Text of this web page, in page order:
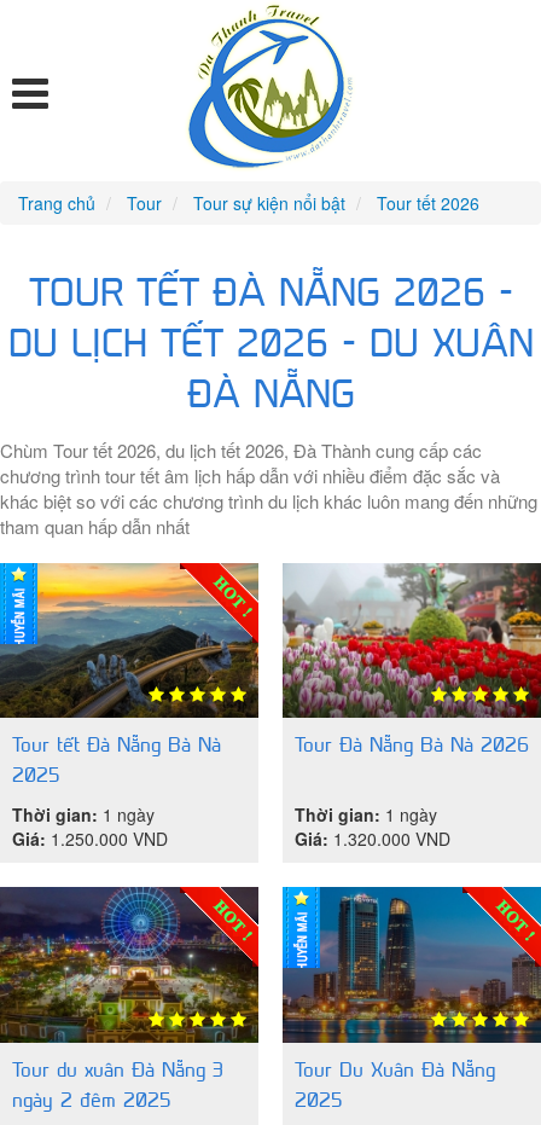
Trang chủ Tour Tour sự kiện nổi bật Tour tết 2026
TOUR TẾT ĐÀ NẴNG 2026 -
DU LỊCH TẾT 2026 - DU XUÂN
ĐÀ NẴNG
Chùm Tour tết 2026, du lịch tết 2026, Đà Thành cung cấp các
chương trình tour tết âm lịch hấp dẫn với nhiều điểm đặc sắc và
khác biệt so với các chương trình du lịch khác luôn mang đến những
tham quan hấp dẫn nhất
Tour tết Đà Nẵng Bà Nà
2025
Thời gian: 1 ngày
Giá: 1.250.000 VND
Tour Đà Nẵng Bà Nà 2026
Thời gian: 1 ngày
Giá: 1.320.000 VND
Tour du xuân Đà Nẵng 3
ngày 2 đêm 2025
Tour Du Xuân Đà Nẵng
2025